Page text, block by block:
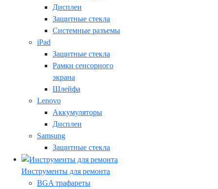
Дисплеи
Защитные стекла
Системные разъемы
iPad
Защитные стекла
Рамки сенсорного
экрана
Шлейфа
Lenovo
Аккумуляторы
Дисплеи
Samsung
Защитные стекла
Инструменты для ремонта
BGA трафареты